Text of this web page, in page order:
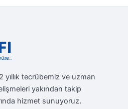
yıllık tecrübemiz ve uzman
yakından takip
hizmet sunuyoruz.